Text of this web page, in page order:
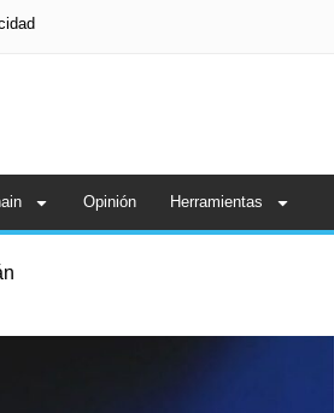
Opinión Herramientas